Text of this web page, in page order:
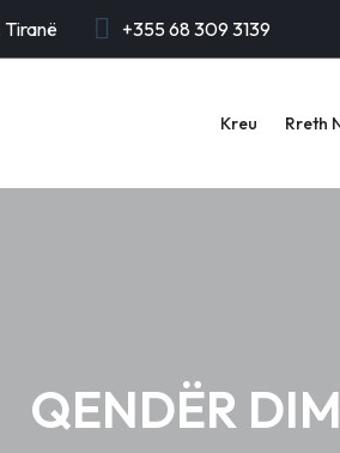
Tiranë +355 68 309 3139
Kreu Rreth
QENDËR